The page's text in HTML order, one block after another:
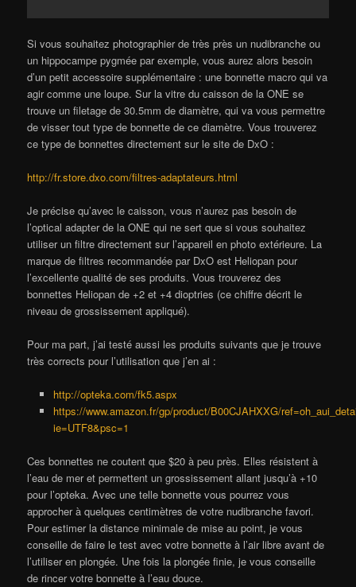
Si vous souhaitez photographier de très près un nudibranche ou
un hippocampe pygmée par exemple, vous aurez alors besoin
d’un petit accessoire supplémentaire : une bonnette macro qui va
agir comme une loupe. Sur la vitre du caisson de la ONE se
trouve un filetage de 30.5mm de diamètre, qui va vous permettre
de visser tout type de bonnette de ce diamètre. Vous trouverez
ce type de bonnettes directement sur le site de DxO :
http://fr.store.dxo.com/filtres-adaptateurs.html
Je précise qu’avec le caisson, vous n’aurez pas besoin de
l’optical adapter de la ONE qui ne sert que si vous souhaitez
utiliser un filtre directement sur l’appareil en photo extérieure. La
marque de filtres recommandée par DxO est Heliopan pour
l’excellente qualité de ses produits. Vous trouverez des
bonnettes Heliopan de +2 et +4 dioptries (ce chiffre décrit le
niveau de grossissement appliqué).
Pour ma part, j’ai testé aussi les produits suivants que je trouve
très corrects pour l’utilisation que j’en ai :
http://opteka.com/fk5.aspx
https://www.amazon.fr/gp/product/B00CJAHXXG/
ie=UTF8&psc=1
Ces bonnettes ne coutent que $20 à peu près. Elles résistent à
l’eau de mer et permettent un grossissement allant jusqu’à +10
pour l’opteka. Avec une telle bonnette vous pourrez vous
approcher à quelques centimètres de votre nudibranche favori.
Pour estimer la distance minimale de mise au point, je vous
conseille de faire le test avec votre bonnette à l’air libre avant de
l’utiliser en plongée. Une fois la plongée finie, je vous conseille
de rincer votre bonnette à l’eau douce.